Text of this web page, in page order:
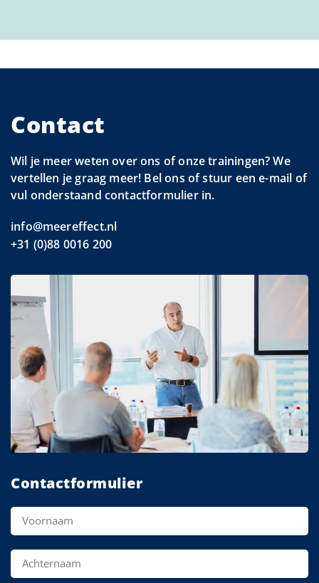
Contact
Wil je meer weten over ons of onze trainingen? We
vertellen je graag meer! Bel ons of stuur een e-mail of
vul onderstaand contactformulier in.
info@meereffect.nl
+31 (0)88 0016 200
Contactformulier